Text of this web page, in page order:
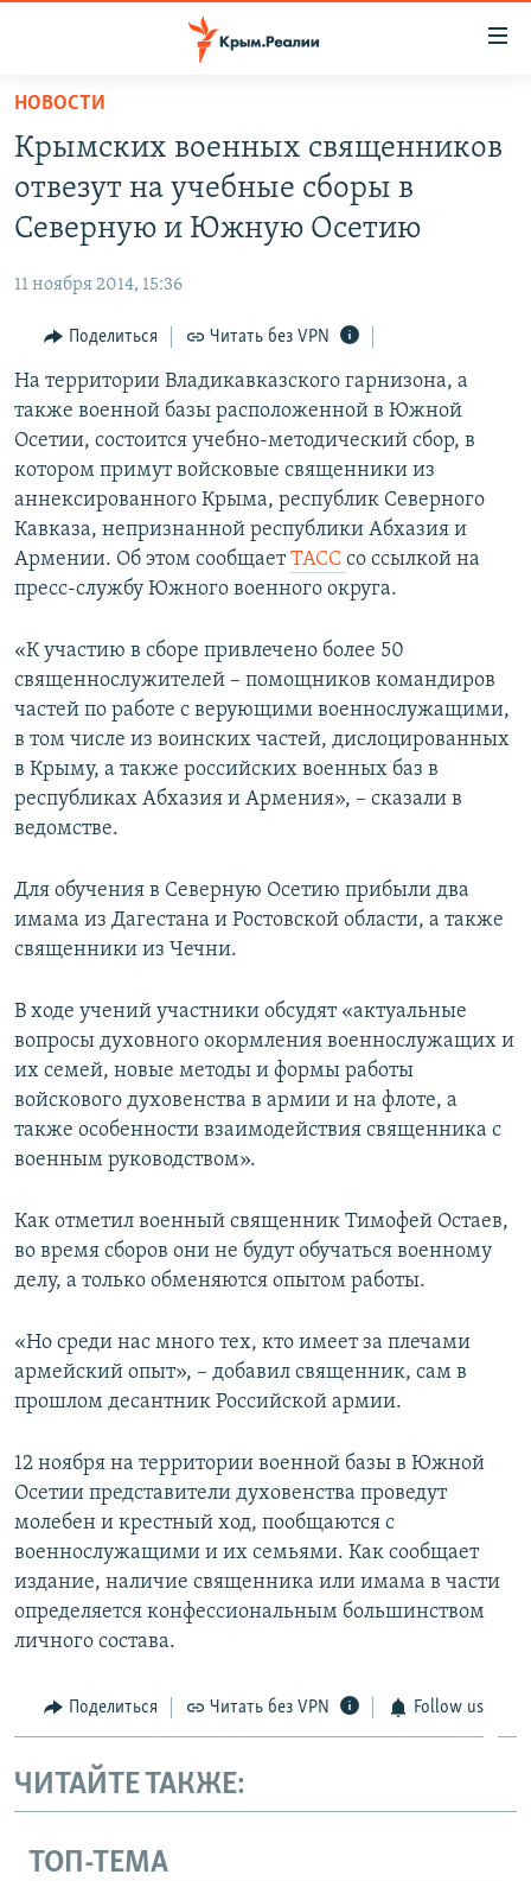
Вернуться
основному
содержанию
Вернутся
главной
навигации
Вернутся
поиску
СПЕЦПРОЕКТЫ
11 ЛЕТ ОККУПАЦИИ КРЫМА. 11 ИСТОРИЙ СОПРОТИВЛЕНИЯ
ВОДА
ЕЩЕ
ИНТЕРАКТИВ
ИНФОГРАФИКА
ТЕЛЕПРОЕКТ КРЫМ.РЕАЛИИ
СОВЕТЫ ПРАВОЗАЩИТНИКОВ
ПРОПАВШИЕ БЕЗ ВЕСТИ
ПОБЕДИТЕЛЕЙ НЕ СУДЯТ?
КРЫМ.НЕПОКОРЕННЫЙ
УКРАИНСКАЯ ПРОБЛЕМА КРЫМА
РАДІО СВОБОДА
КАК ОБОЙТИ БЛОКИРОВКУ
Українською
Qırımtatar
ПРИСОЕДИНЯЙТЕСЬ!
Все сайты RFE/RL
НОВОСТИ
Крымских военных священников
отвезут на учебные сборы в
Северную и Южную Осетию
11 ноября 2014, 15:36
Поделиться Читать без VPN
На территории Владикавказского гарнизона, а
также военной базы расположенной в Южной
Осетии, состоится учебно-методический сбор, в
котором примут войсковые священники из
аннексированного Крыма, республик Северного
Кавказа, непризнанной республики Абхазия и
Армении. Об этом сообщаетТАСС со ссылкой на
пресс-службу Южного военного округа.
«К участию в сборе привлечено более 50
священнослужителей – помощников командиров
частей по работе с верующими военнослужащими,
в том числе из воинских частей, дислоцированных
в Крыму, а также российских военных баз в
республиках Абхазия и Армения», – сказали в
ведомстве.
Для обучения в Северную Осетию прибыли два
имама из Дагестана и Ростовской области, а также
священники из Чечни.
В ходе учений участники обсудят «актуальные
вопросы духовного окормления военнослужащих и
их семей, новые методы и формы работы
войскового духовенства в армии и на флоте, а
также особенности взаимодействия священника с
военным руководством».
Как отметил военный священник Тимофей Остаев,
во время сборов они не будут обучаться военному
делу, а только обменяются опытом работы.
«Но среди нас много тех, кто имеет за плечами
армейский опыт», – добавил священник, сам в
прошлом десантник Российской армии.
12 ноября на территории военной базы в Южной
Осетии представители духовенства проведут
молебен и крестный ход, пообщаются с
военнослужащими и их семьями. Как сообщает
издание, наличие священника или имама в части
определяется конфессиональным большинством
личного состава.
Поделиться Читать без VPN Follow us
ЧИТАЙТЕ ТАКЖЕ:
ТОП-ТЕМА